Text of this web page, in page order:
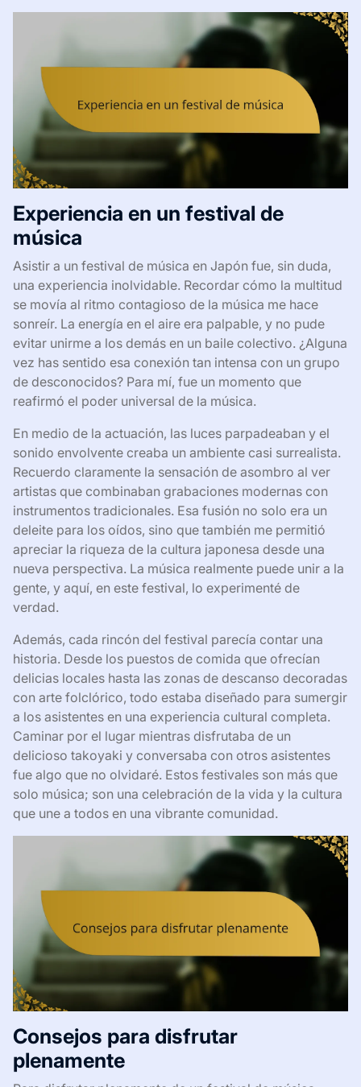
Experiencia en un festival de
música
Asistir a un festival de música en Japón fue, sin duda,
una experiencia inolvidable. Recordar cómo la multitud
se movía al ritmo contagioso de la música me hace
sonreír. La energía en el aire era palpable, y no pude
evitar unirme a los demás en un baile colectivo. ¿Alguna
vez has sentido esa conexión tan intensa con un grupo
de desconocidos? Para mí, fue un momento que
reafirmó el poder universal de la música.
En medio de la actuación, las luces parpadeaban y el
sonido envolvente creaba un ambiente casi surrealista.
Recuerdo claramente la sensación de asombro al ver
artistas que combinaban grabaciones modernas con
instrumentos tradicionales. Esa fusión no solo era un
deleite para los oídos, sino que también me permitió
apreciar la riqueza de la cultura japonesa desde una
nueva perspectiva. La música realmente puede unir a la
gente, y aquí, en este festival, lo experimenté de
verdad.
Además, cada rincón del festival parecía contar una
historia. Desde los puestos de comida que ofrecían
delicias locales hasta las zonas de descanso decoradas
con arte folclórico, todo estaba diseñado para sumergir
a los asistentes en una experiencia cultural completa.
Caminar por el lugar mientras disfrutaba de un
delicioso takoyaki y conversaba con otros asistentes
fue algo que no olvidaré. Estos festivales son más que
solo música; son una celebración de la vida y la cultura
que une a todos en una vibrante comunidad.
Consejos para disfrutar
plenamente